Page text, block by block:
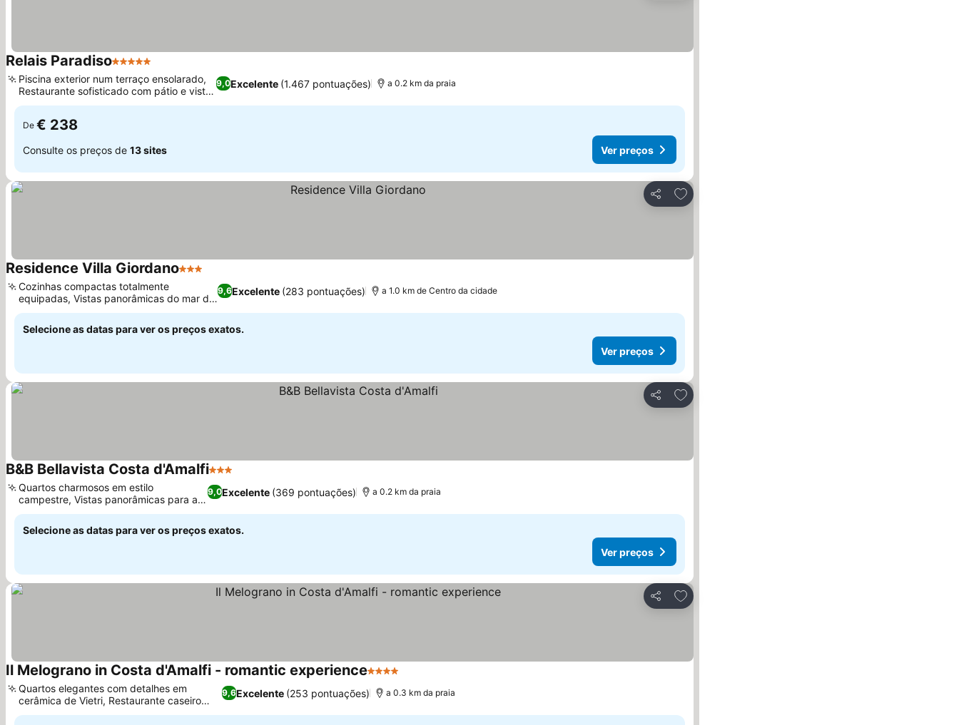
Relais Paradiso5 Estrelas
9,0Excelente (1.467 pontuações)
Piscina exterior num terraço ensolarado,
Restaurante sofisticado com pátio e vista
para o mar
a 0.2 km da praia
De € 238
Consulte os preços de 13 sites Ver preços
Partilhar
Adicionar aos favoritos
Residence Villa Giordano3 Estrelas
9,6Excelente (283 pontuações)
Cozinhas compactas totalmente
equipadas, Vistas panorâmicas do mar de
todos os ângulos
a 1.0 km de Centro da cidade
Selecione as datas para ver os preços exatos.
Ver preços
Partilhar
Adicionar aos favoritos
B&B Bellavista Costa d'Amalfi3 Estrelas
9,0Excelente (369 pontuações)
Quartos charmosos em estilo
campestre, Vistas panorâmicas para a
Costa Amalfitana
a 0.2 km da praia
Selecione as datas para ver os preços exatos.
Ver preços
Partilhar
Adicionar aos favoritos
Il Melograno in Costa d'Amalfi - romantic experience4 Estrelas
9,6Excelente (253 pontuações)
Quartos elegantes com detalhes em
cerâmica de Vietri, Restaurante caseiro
com sabores locais
a 0.3 km da praia